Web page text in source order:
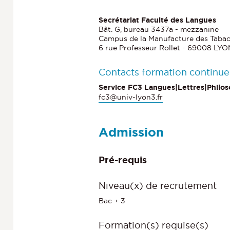
Secrétariat Faculté des Langues
Bât. G, bureau 3437a - mezzanine
Campus de la Manufacture des
6 rue Professeur Rollet - 69008
Contacts formation continue
Service FC3
fc3@univ-lyon3.fr
Admission
Pré-requis
Niveau(x) de recrutement
Bac + 3
Formation(s) requise(s)